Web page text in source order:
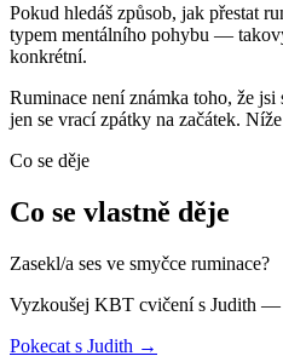
Pokud hledáš způsob, jak přestat
typem mentálního pohybu —
konkrétní.
Ruminace není známka toho, že
jen se vrací zpátky na začátek.
Co se děje
Co se vlastně děje
Zasekl/a ses ve smyčce ruminace?
Vyzkoušej KBT cvičení s Judith —
Pokecat s Judith →